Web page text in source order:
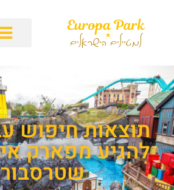
תוצאות חיפוש
להגיע מפארק